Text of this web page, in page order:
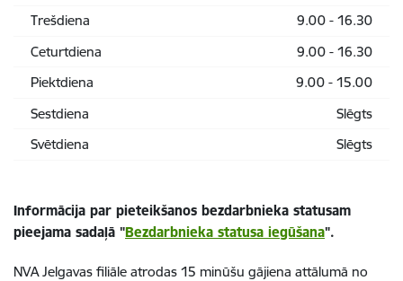
Trešdiena
9.00 - 16.30
Ceturtdiena
9.00 - 16.30
Piektdiena
9.00 - 15.00
Sestdiena
Slēgts
Svētdiena
Slēgts
Informācija par pieteikšanos bezdarbnieka statusam
pieejama sadaļā "Bezdarbnieka statusa iegūšana".
NVA Jelgavas filiāle atrodas 15 minūšu gājiena attālumā no